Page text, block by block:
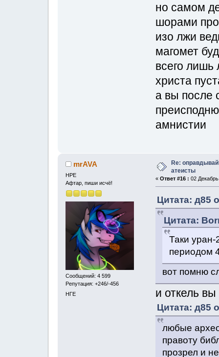
но самом
шорами
изо лжи
магомет
всего лишь
христа
а вы после
амнистии
mrAVA
НРЕ
Афтар, пиши исчё!
Сообщений: 4 599
Репутация: +246/-456
НГЕ
Re:
атеисты
« Ответ #16 : 02
Цитата: д85
Цитата:
Таки уран-
периодом
вот помню
и откель
Цитата: д85
любые
правоту
прозрел и